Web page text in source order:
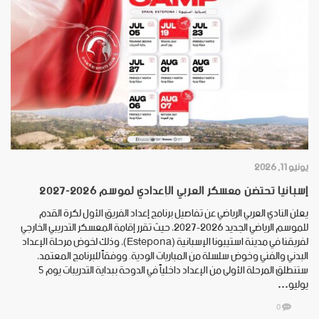
يونيو 11, 2026
إسبانيا تحتضن معسكر العربي الإعدادي لموسم 2026-2027
يعلن النادي العربي الرياضي عن تفاصيل برنامج إعداد الفريق الأول لكرة القدم
للموسم الرياضي الجديد 2026-2027، حيث تقرر إقامة المعسكر التدريبي الخارجي
لفريقنا في مدينة استيبونا الإسبانية (Estepona)، وذلك لخوض مرحلة الإعداد
البدني والفني وخوض سلسلة من المباريات الودية. ووفقاً للبرنامج المعتمد،
ستنطلق المرحلة الأولى من الإعداد داخلياً في الدوحة ببداية التدريبات يوم 5
يوليو…
0